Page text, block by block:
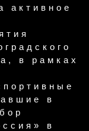
активное
в рамках
в
в